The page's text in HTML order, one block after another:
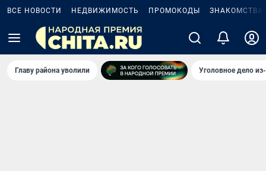
ВСЕ НОВОСТИ НЕДВИЖИМОСТЬ ПРОМОКОДЫ ЗНАКОМСТВА
Главу района уволили Уголовное дело